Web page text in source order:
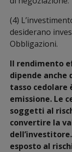
(4)
desiderano
Obbligazioni.
Il rendimento
dipende anche
tasso cedolare
emissione. Le
soggetti al
convertire la
esposto al